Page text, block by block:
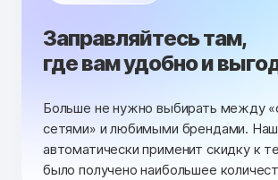
Заправляйтесь там,
где вам удобно и
Больше не нужно выбирать между
сетями» и любимыми брендами.
автоматически применит скидку к
было получено наибольшее